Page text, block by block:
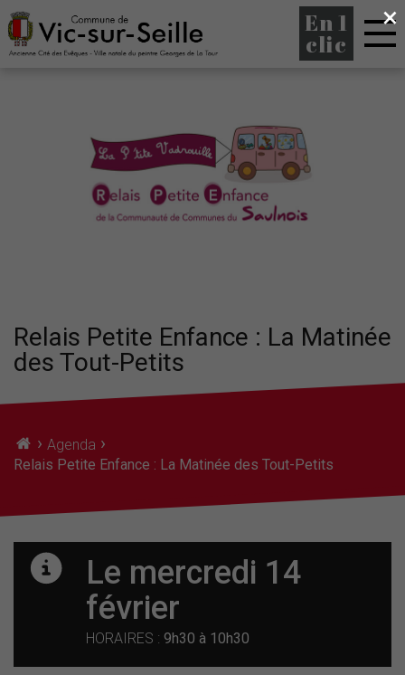
En 1
clic
Relais Petite Enfance : La Matinée
des Tout-Petits
› Agenda ›
Relais Petite Enfance : La Matinée des Tout-Petits
Le mercredi 14
février
HORAIRES : 9h30 à 10h30
×